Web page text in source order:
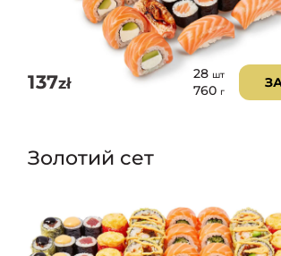
137zł
28 шт
760 г
Золотий сет